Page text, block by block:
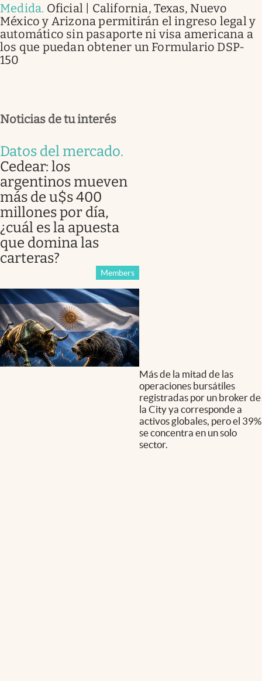
Medida. Oficial | California, Texas, Nuevo
México y Arizona permitirán el ingreso legal y
automático sin pasaporte ni visa americana a
los que puedan obtener un Formulario DSP-
150
Noticias de tu interés
Datos del mercado.
Cedear: los
argentinos mueven
más de u$s 400
millones por día,
¿cuál es la apuesta
que domina las
carteras?
Members
Más de la mitad de las
operaciones bursátiles
registradas por un broker de
la City ya corresponde a
activos globales, pero el 39%
se concentra en un solo
sector.